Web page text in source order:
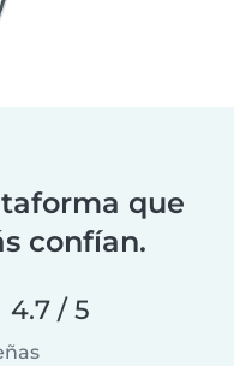
que
confían.
4.7 / 5